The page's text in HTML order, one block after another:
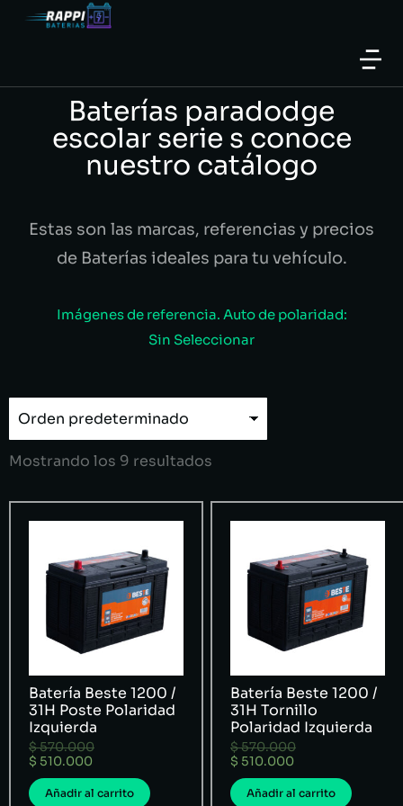
Baterías paradodge
escolar serie s conoce
nuestro catálogo
Estas son las marcas, referencias y precios
de Baterías ideales para tu vehículo.
Imágenes de referencia. Auto de polaridad:
Sin Seleccionar
Mostrando los 9 resultados
Batería Beste 1200 /
31H Poste Polaridad
Izquierda
$570.000
$ 510.000
Añadir al carrito
Batería Beste 1200 /
31H Tornillo
Polaridad Izquierda
$570.000
$ 510.000
Añadir al carrito